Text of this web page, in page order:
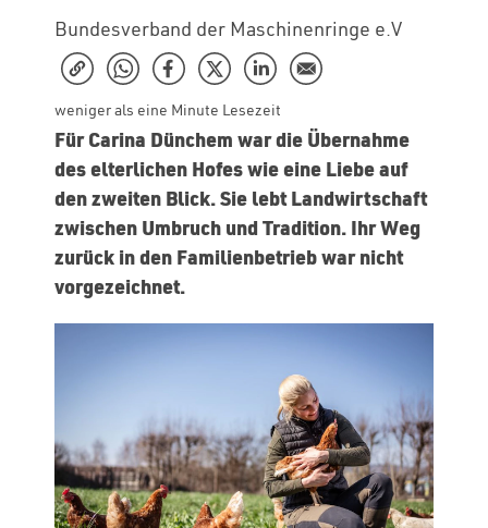
Bundesverband der Maschinenringe e.V
weniger als eine Minute Lesezeit
Für Carina Dünchem war die Übernahme
des elterlichen Hofes wie eine Liebe auf
den zweiten Blick. Sie lebt Landwirtschaft
zwischen Umbruch und Tradition. Ihr Weg
zurück in den Familienbetrieb war nicht
vorgezeichnet.